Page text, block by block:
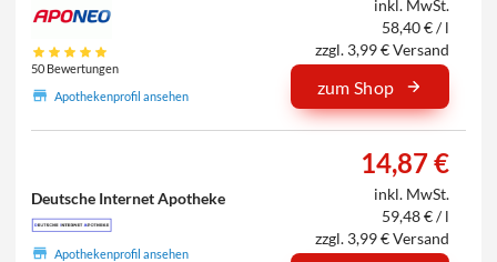
50 Bewertungen
Apothekenprofil ansehen
inkl. MwSt.
58,40 € / l
zzgl. 3,99 € Versand
zum Shop
Deutsche Internet Apotheke
Apothekenprofil ansehen
14,87 €
inkl. MwSt.
59,48 € / l
zzgl. 3,99 € Versand